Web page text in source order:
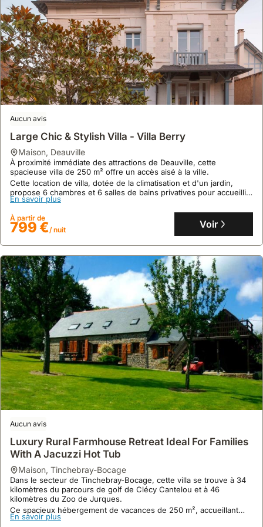
Maison Calme Et Idéalement Placée Caen/st
Contest
maison,Cambes-en-Plaine
À 5 kilomètres du Mémorial de Caen et 5,1 kilomètres du Jardin
botanique de Caen, cette villa offre un cadre paisible à Cambes-
en-Plaine, avec un accès Wi-Fi gratuit et un parking privé.
Cette maison de vacances de 65 m² dispose de 2 chambres,
d'une salle de bain, d'une cuisine équipée, d'une terrasse et d'un
jardin, idéale pour un séjour en famille.
En savoir plus
112 €/ nuit
Aucun avis
Large Chic & Stylish Villa - Villa Berry
maison, Deauville
À proximité immédiate des attractions de Deauville, cette
spacieuse villa de 250 m² offre un accès aisé à la ville.
Cette location de villa, dotée de la climatisation et d'un jardin,
propose 6 chambres et 6 salles de bains privatives pour accueillir
confortablement votre famille.
En savoir plus
À partir de
799 €/ nuit Voir
Aucun avis
Luxury Rural Farmhouse Retreat Ideal For Families
With A Jacuzzi Hot Tub
maison, Tinchebray-Bocage
Dans le secteur de Tinchebray-Bocage, cette villa se trouve à 34
kilomètres du parcours de golf de Clécy Cantelou et à 46
kilomètres du Zoo de Jurques.
Ce spacieux hébergement de vacances de 250 m², accueillant
jusqu'à 11 personnes, dispose d'un jardin avec jacuzzi, d'une
En savoir plus